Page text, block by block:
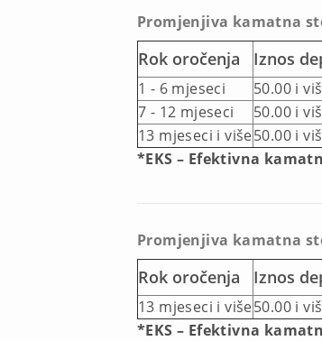
Promjenjiva kamatna
Rok oročenja Iznos
1 - 6 mjeseci 50.00 i
7 - 12 mjeseci
50.00 i
13 mjeseci i više50.00 i
*EKS – Efektivna
Promjenjiva kamatna
Rok oročenja Iznos
13 mjeseci i više50.00 i
*EKS – Efektivna